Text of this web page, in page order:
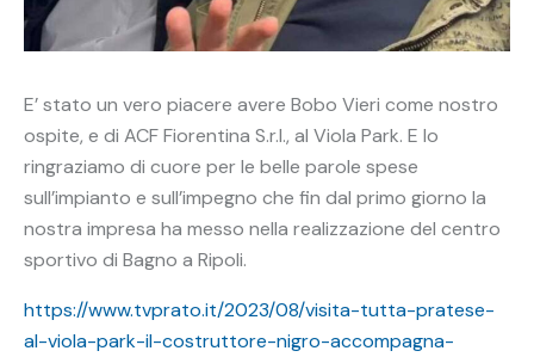
E’ stato un vero piacere avere Bobo Vieri come nostro
ospite, e di ACF Fiorentina S.r.l., al Viola Park. E lo
ringraziamo di cuore per le belle parole spese
sull’impianto e sull’impegno che fin dal primo giorno la
nostra impresa ha messo nella realizzazione del centro
sportivo di Bagno a Ripoli.
https://www.tvprato.it/2023/08/visita-tutta-pratese-
al-viola-park-il-costruttore-nigro-accompagna-